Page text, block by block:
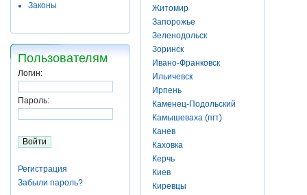
Законы
Пользователям
Логин:
Пароль:
Регистрация
Забыли пароль?
Житомир
Запорожье
Зеленодольск
Зоринск
Ивано-Франковск
Ильичевск
Ирпень
Каменец-Подольский
Камышеваха (пгт)
Канев
Каховка
Керчь
Киев
Киревцы